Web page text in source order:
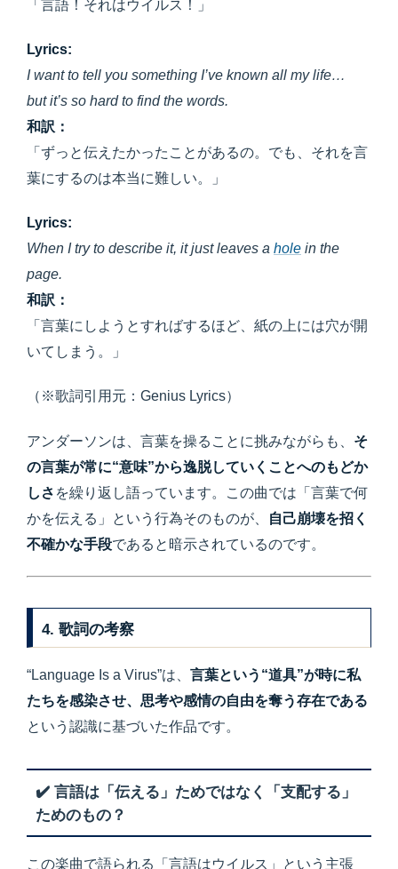
「言語！それはウイルス！」
Lyrics:
I want to tell you something I’ve known all my life…
but it’s so hard to find the words.
和訳：
「ずっと伝えたかったことがあるの。でも、それを言
葉にするのは本当に難しい。」
Lyrics:
When I try to describe it, it just leaves a hole in the
page.
和訳：
「言葉にしようとすればするほど、紙の上には穴が開
いてしまう。」
（※歌詞引用元：Genius Lyrics）
アンダーソンは、言葉を操ることに挑みながらも、 そ
の言葉が常に“意味”から逸脱していくことへのもどか
しさ を繰り返し語っています。この曲では「言葉で何
かを伝える」という行為そのものが、
自己崩壊を招く
不確かな手段であると暗示されているのです。
4. 歌詞の考察
“Language Is a Virus”は、 言葉という“道具”が時に私
たちを感染させ、思考や感情の自由を奪う存在である
という認識に基づいた作品です。
✔️ 言語は「伝える」ためではなく「支配する」
ためのもの？
この楽曲で語られる「言語はウイルス」という主張